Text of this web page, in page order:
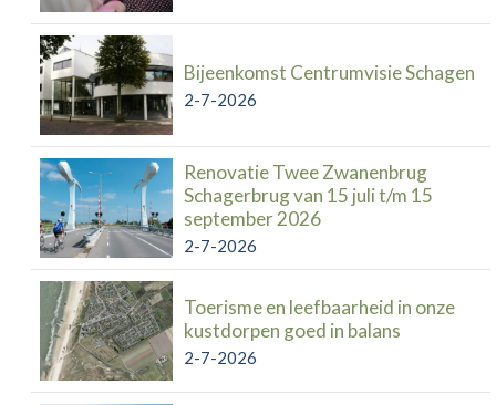
Bijeenkomst Centrumvisie Schagen
2-7-2026
Renovatie Twee Zwanenbrug
Schagerbrug van 15 juli t/m 15
september 2026
2-7-2026
Toerisme en leefbaarheid in onze
kustdorpen goed in balans
2-7-2026